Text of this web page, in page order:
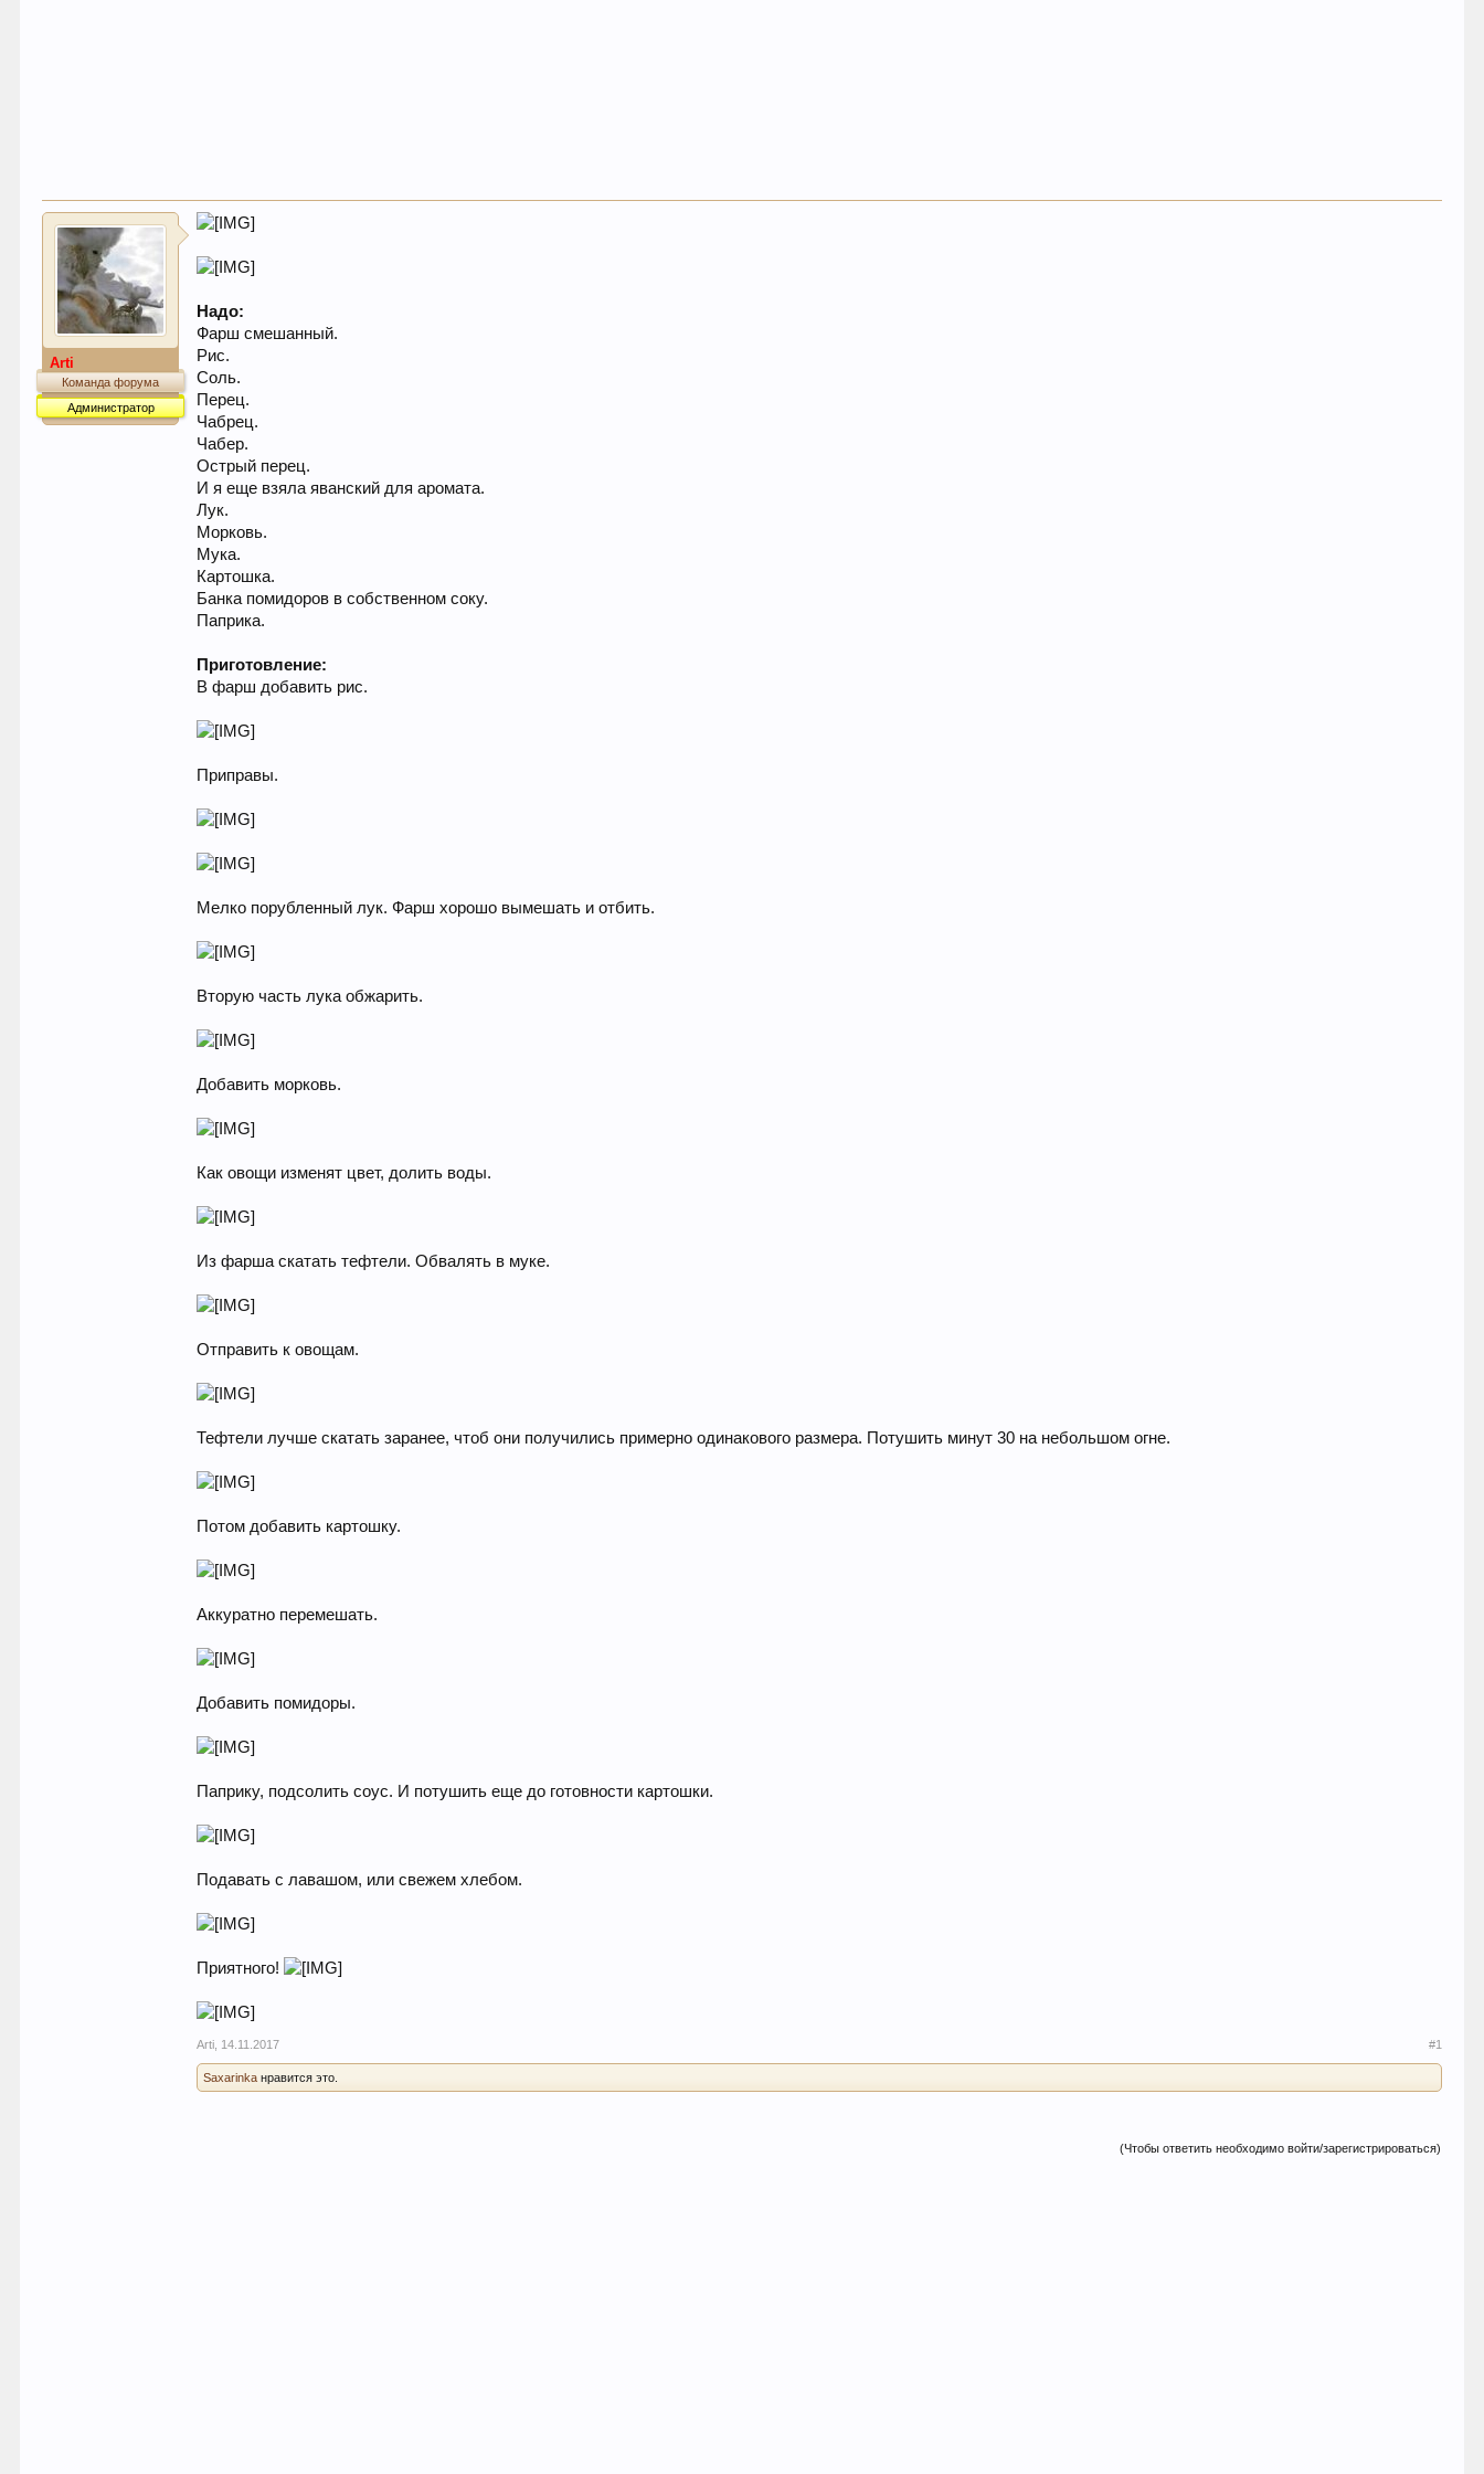
Arti
Команда форума
Администратор
Надо:
Фарш смешанный.
Рис.
Соль.
Перец.
Чабрец.
Чабер.
Острый перец.
И я еще взяла яванский для аромата.
Лук.
Морковь.
Мука.
Картошка.
Банка помидоров в собственном соку.
Паприка.
Приготовление:
В фарш добавить рис.
Приправы.
Мелко порубленный лук. Фарш хорошо вымешать и отбить.
Вторую часть лука обжарить.
Добавить морковь.
Как овощи изменят цвет, долить воды.
Из фарша скатать тефтели. Обвалять в муке.
Отправить к овощам.
Тефтели лучше скатать заранее, чтоб они получились примерно одинакового размера. Потушить минут 30 на небольшом огне.
Потом добавить картошку.
Аккуратно перемешать.
Добавить помидоры.
Паприку, подсолить соус. И потушить еще до готовности картошки.
Подавать с лавашом, или свежем хлебом.
Приятного!
Arti 14.11.2017 #1
Saxarinka нравится это.
(Чтобы ответить необходимо войти/зарегистрироваться)